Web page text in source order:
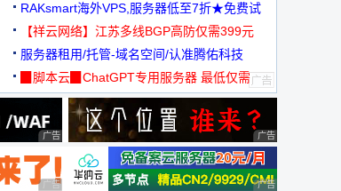
用★
RAKsmart海外VPS,服务器低至7折★免费试
用★
【祥云网络】江苏多线BGP高防仅需399元
服务器租用/托管-域名空间/认准腾佑科技
▉脚本云▉ChatGPT专用服务器 最低仅需
19元/月
广告 商业广告，理性选择 广告 商业广告，理
广告 商业广告，理性选择 广告 商业广告，理